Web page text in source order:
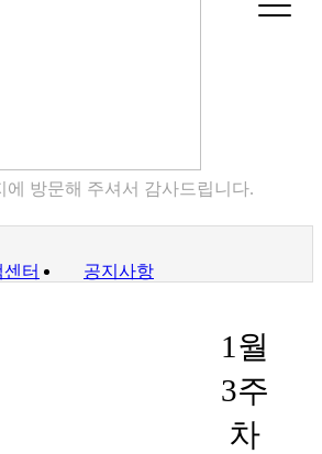
에 방문해 주셔서 감사드립니다.
센터 공지사항
1월
3주
차